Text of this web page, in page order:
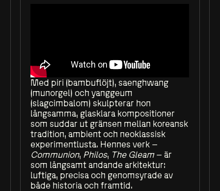
Med piri (bambuflöjt), saenghwang
(munorgel) och yanggeum
(slagcimbalom) skulpterar hon
långsamma, glasklara kompositioner
som suddar ut gränsen mellan koreansk
tradition, ambient och neoklassisk
experimentlusta. Hennes verk –
Communion, Philos, The Gleam– är
som långsamt andande arkitektur:
luftiga, precisa och genomsyrade av
både historia och framtid.